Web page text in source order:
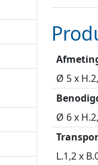
Ø 5 x
Ø 6 x
L.1,2 x